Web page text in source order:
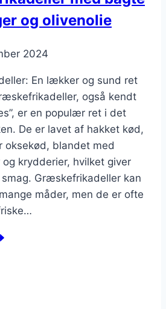
og olivenolie
2024
En lækker og sund ret
også kendt
er en populær ret i det
De er lavet af hakket kød,
oksekød, blandet med
krydderier, hvilket giver
Græskefrikadeller kan
måder, men de er ofte